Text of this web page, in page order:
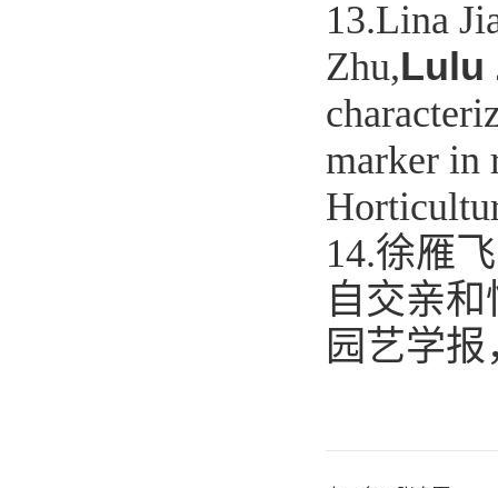
13.Lina
Zhu,Lulu
marker in
14.徐雁
自交亲
园艺学报